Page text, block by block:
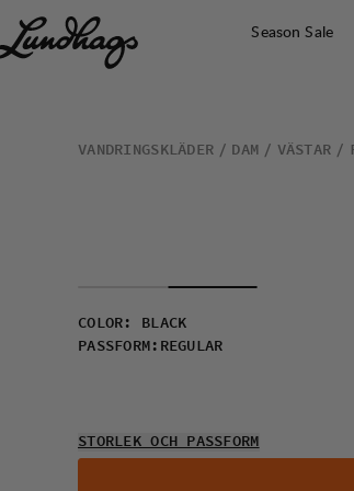
Season Sale
VANDRINGSKLÄDER DAM VÄSTAR
COLOR :
BLACK
PASSFORM : REGULAR
STORLEK OCH PASSFORM